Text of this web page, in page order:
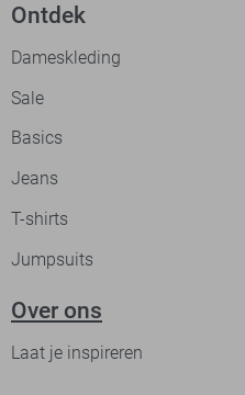
Ontdek
Dameskleding
Sale
Basics
Jeans
T-shirts
Jumpsuits
Over ons
Laat je inspireren